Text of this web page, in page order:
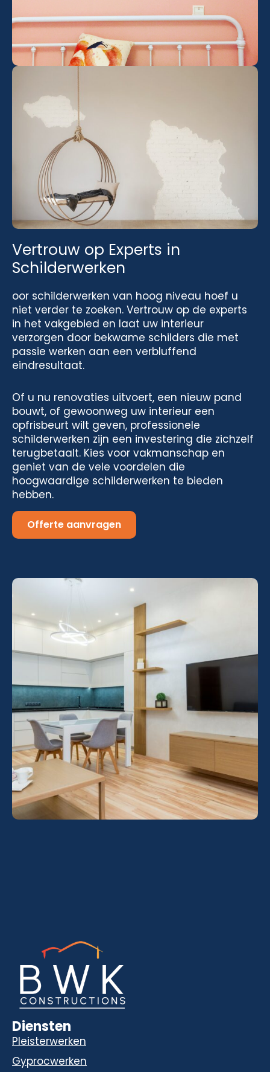
Vertrouw op Experts in
Schilderwerken
oor schilderwerken van hoog niveau hoef u
niet verder te zoeken. Vertrouw op de experts
in het vakgebied en laat uw interieur
verzorgen door bekwame schilders die met
passie werken aan een verbluffend
eindresultaat.
Of u nu renovaties uitvoert, een nieuw pand
bouwt, of gewoonweg uw interieur een
opfrisbeurt wilt geven, professionele
schilderwerken zijn een investering die zichzelf
terugbetaalt. Kies voor vakmanschap en
geniet van de vele voordelen die
hoogwaardige schilderwerken te bieden
hebben.
Offerte aanvragen
Diensten
Pleisterwerken
Gyprocwerken